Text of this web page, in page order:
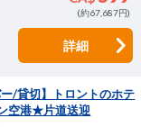
(約67,687円)
詳細
/貸切】トロントのホテ
空港★片道送迎